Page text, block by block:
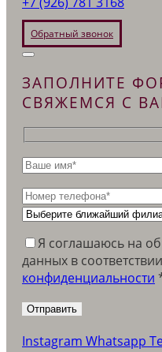
Обратный звонок
ЗАПОЛНИТЕ
СВЯЖЕМСЯ С
Я соглашаюсь на
данных в
конфиденциальности
Instagram Whatsapp